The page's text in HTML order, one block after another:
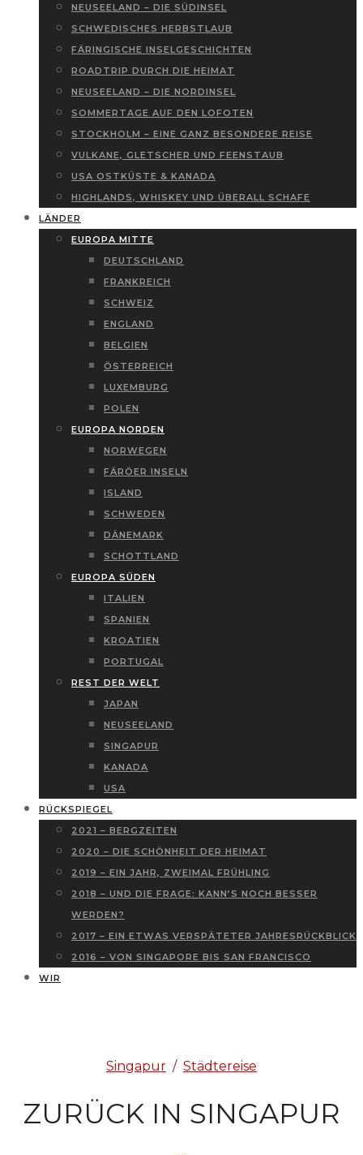
NEUSEELAND – DIE SÜDINSEL
SCHWEDISCHES HERBSTLAUB
FÄRINGISCHE INSELGESCHICHTEN
ROADTRIP DURCH DIE HEIMAT
NEUSEELAND – DIE NORDINSEL
SOMMERTAGE AUF DEN LOFOTEN
STOCKHOLM – EINE GANZ BESONDERE REISE
VULKANE, GLETSCHER UND FEENSTAUB
USA OSTKÜSTE & KANADA
HIGHLANDS, WHISKEY UND ÜBERALL SCHAFE
LÄNDER
EUROPA MITTE
DEUTSCHLAND
FRANKREICH
SCHWEIZ
ENGLAND
BELGIEN
ÖSTERREICH
LUXEMBURG
POLEN
EUROPA NORDEN
NORWEGEN
FÄRÖER INSELN
ISLAND
SCHWEDEN
DÄNEMARK
SCHOTTLAND
EUROPA SÜDEN
ITALIEN
SPANIEN
KROATIEN
PORTUGAL
REST DER WELT
JAPAN
NEUSEELAND
SINGAPUR
KANADA
USA
RÜCKSPIEGEL
2021 – BERGZEITEN
2020 – DIE SCHÖNHEIT DER HEIMAT
2019 – EIN JAHR, ZWEIMAL FRÜHLING
2018 – UND DIE FRAGE: KANN’S NOCH BESSER
WERDEN?
2017 – EIN ETWAS VERSPÄTETER JAHRESRÜCKBLICK
2016 – VON SINGAPORE BIS SAN FRANCISCO
WIR
Singapur / Städtereise
ZURÜCK IN SINGAPUR